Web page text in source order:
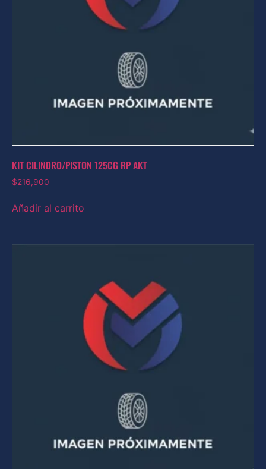
KIT CILINDRO/PISTON 125CG RP AKT
$216,900
Añadir al carrito